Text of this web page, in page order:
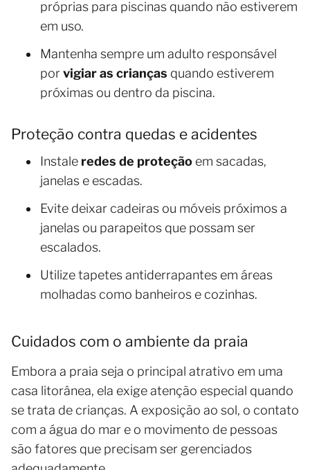
próprias para piscinas quando não estiverem
em uso.
Mantenha sempre um adulto responsável
porvigiar as crianças quando estiverem
próximas ou dentro da piscina.
Proteção contra quedas e acidentes
Instale redes de proteção em sacadas,
janelas e escadas.
Evite deixar cadeiras ou móveis próximos a
janelas ou parapeitos que possam ser
escalados.
Utilize tapetes antiderrapantes em áreas
molhadas como banheiros e cozinhas.
Cuidados com o ambiente da praia
Embora a praia seja o principal atrativo em uma
casa litorânea, ela exige atenção especial quando
se trata de crianças. A exposição ao sol, o contato
com a água do mar e o movimento de pessoas
são fatores que precisam ser gerenciados